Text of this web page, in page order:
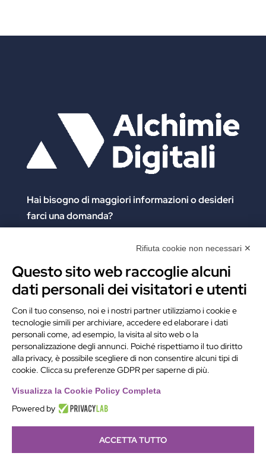
Hai bisogno di maggiori informazionio desideri
farci una domanda?
Clicca e compila il form. Verrai contattato
Contattaci
Alchimie Digitali Srl
Via Elia Rainusso, 110 – 41124 Modena (MO)
Tel.+39 059 260762– PI IT02963460361
REA Modena 01/02/2005 N. 346879
Capitale sociale 20.000 Euro i.v.
PEC:alchimiedigitali@pec.adigitali.it
Informativa navigatori sito internet–Condizioni Generali
Rifiuta cookie non necessari ✕
Questo sito web raccoglie alcuni
dati personali dei visitatori e utenti
Con il tuo consenso, noi e i nostri partner utilizziamo i cookie e
tecnologie simili per archiviare, accedere ed elaborare i dati
personali come, ad esempio, la visita al sito web o la
personalizzazione degli annunci. Poiché rispettiamo il tuo diritto
alla privacy, è possibile scegliere di non consentire alcuni tipi di
cookie. Clicca su preferenze GDPR per saperne di più.
Visualizza la Cookie Policy Completa
Powered by
ACCETTA TUTTO